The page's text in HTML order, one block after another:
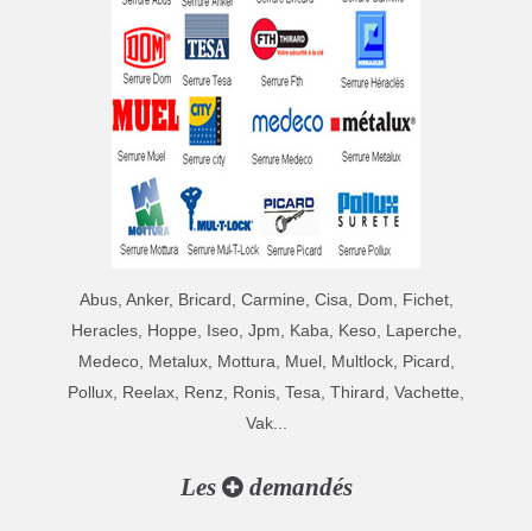
Abus, Anker, Bricard, Carmine, Cisa, Dom, Fichet,
Heracles, Hoppe, Iseo, Jpm, Kaba, Keso, Laperche,
Medeco, Metalux, Mottura, Muel, Multlock, Picard,
Pollux, Reelax, Renz, Ronis, Tesa, Thirard, Vachette,
Vak...
Les demandés